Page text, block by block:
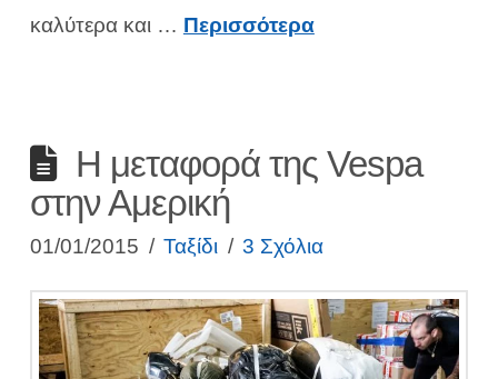
καλύτερα και … Περισσότερα
Η μεταφορά της Vespa
στην Αμερική
01/01/2015 Ταξίδι 3 Σχόλια